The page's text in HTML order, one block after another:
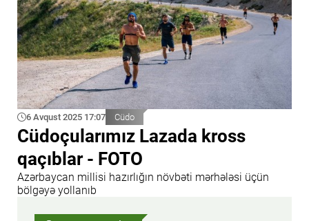
6 Avqust 2025 17:07 Cüdo
Cüdoçularımız Lazada kross
qaçıblar - FOTO
Azərbaycan millisi hazırlığın növbəti mərhələsi üçün
bölgəyə yollanıb